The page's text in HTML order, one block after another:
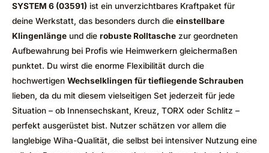
SYSTEM 6 (03591) ist ein unverzichtbares Kraftpaket für
deine Werkstatt, das besonders durch die einstellbare
Klingenlänge und die robuste Rolltasche zur geordneten
Aufbewahrung bei Profis wie Heimwerkern gleichermaßen
punktet. Du wirst die enorme Flexibilität durch die
hochwertigen Wechselklingen für tiefliegende Schrauben
lieben, da du mit diesem vielseitigen Set jederzeit für jede
Situation – ob Innensechskant, Kreuz, TORX oder Schlitz –
perfekt ausgerüstet bist. Nutzer schätzen vor allem die
langlebige Wiha-Qualität, die selbst bei intensiver Nutzung eine